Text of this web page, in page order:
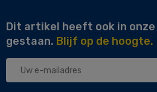
Dit artikel heeft ook in
gestaan. Blijf op de hoogte.
Uw